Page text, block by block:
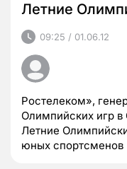
Летние
09:25 / 01.06.12
Ростелеком»,
Олимпийских игр в
Летние
юных спортсменов